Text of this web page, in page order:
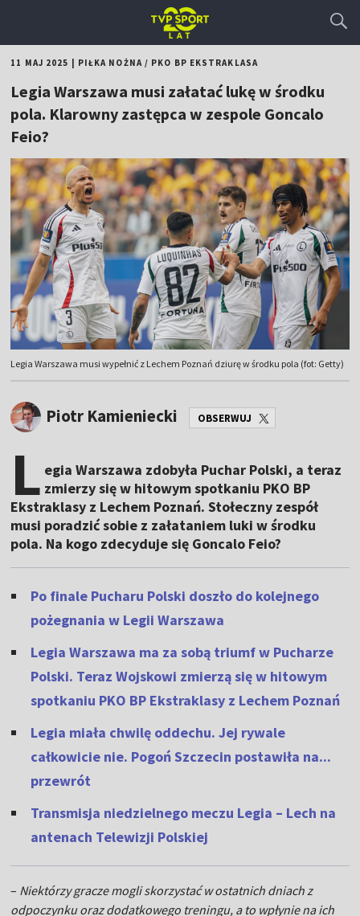
11 MAJ 2025 PIŁKA NOŻNA/ PKO BP EKSTRAKLASA
Legia Warszawa musi załatać lukę w środku
pola. Klarowny zastępca w zespole Goncalo
Feio?
Legia Warszawa musi wypełnić z Lechem Poznań dziurę w środku pola (fot: Getty)
Piotr Kamieniecki OBSERWUJ
L egia Warszawa zdobyła Puchar Polski, a teraz
zmierzy się w hitowym spotkaniu PKO BP
Ekstraklasy z Lechem Poznań. Stołeczny zespół
musi poradzić sobie z załataniem luki w środku
pola. Na kogo zdecyduje się Goncalo Feio?
Po finale Pucharu Polski doszło do kolejnego
pożegnania w Legii Warszawa
Legia Warszawa ma za sobą triumf w Pucharze
Polski. Teraz Wojskowi zmierzą się w hitowym
spotkaniu PKO BP Ekstraklasy z Lechem Poznań
Legia miała chwilę oddechu. Jej rywale
całkowicie nie. Pogoń Szczecin postawiła na...
przewrót
Transmisja niedzielnego meczu Legia – Lech na
antenach Telewizji Polskiej
– Niektórzy gracze mogli skorzystać w ostatnich dniach z
odpoczynku oraz dodatkowego treningu, a to wpłynie na ich